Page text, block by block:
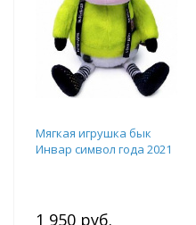
Мягкая игрушка бык
Инвар символ года 2021
1 950 руб.